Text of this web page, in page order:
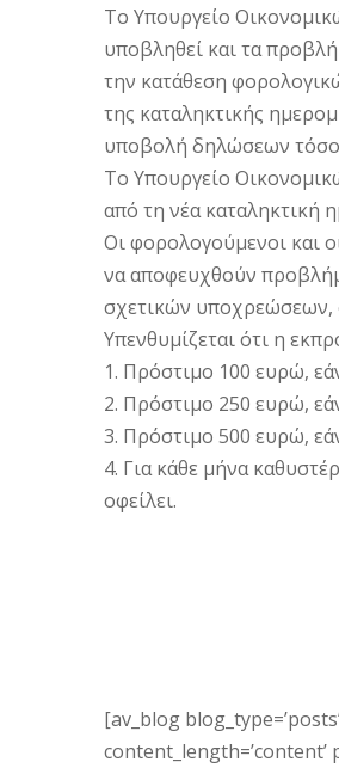
Το Υπουργείο
υποβληθεί και τα
την κατάθεση
της καταληκτικής
υποβολή δηλώσεων
Το Υπουργείο
από τη νέα καταληκτική
Οι φορολογούμενοι και
να αποφευχθούν
σχετικών υποχρεώσεων,
Υπενθυμίζεται ότι η
1. Πρόστιμο 100 ευρώ,
2. Πρόστιμο 250 ευρώ,
3. Πρόστιμο 500 ευρώ,
4. Για κάθε μήνα
οφείλει.
[av_blog
content_length=’content’